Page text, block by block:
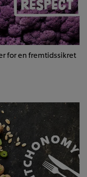
for en fremtidssikret